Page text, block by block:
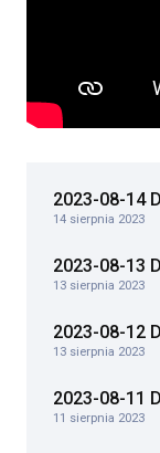
2023-08-14
14 sierpnia 2023
2023-08-13
13 sierpnia 2023
2023-08-12
13 sierpnia 2023
2023-08-11
11 sierpnia 2023